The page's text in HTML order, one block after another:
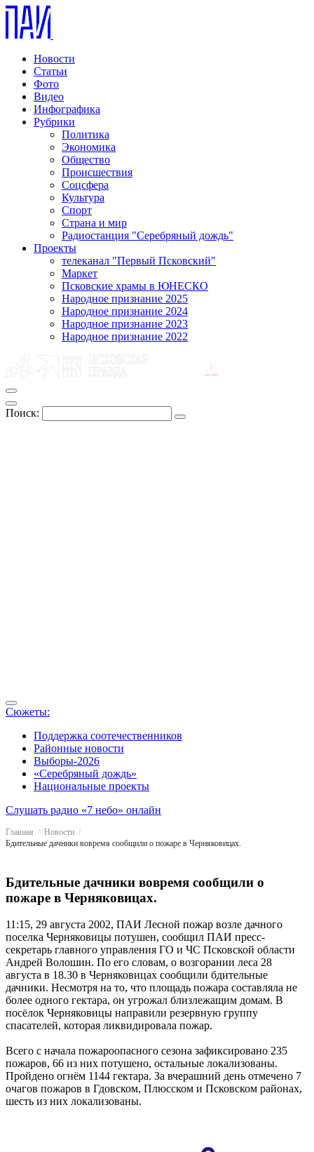
Новости
Статьи
Фото
Видео
Инфографика
Рубрики
Политика
Экономика
Общество
Происшествия
Соцсфера
Культура
Спорт
Страна и мир
Радиостанция "Серебряный дождь"
Проекты
телеканал "Первый Псковский"
Маркет
Псковские храмы в ЮНЕСКО
Народное признание 2025
Народное признание 2024
Народное признание 2023
Народное признание 2022
Поиск:
Сюжеты:
Поддержка соотечественников
Районные новости
Выборы-2026
«Серебряный дождь»
Национальные проекты
Слушать радио «7 небо» онлайн
Главная
Новости
Бдительные дачники вовремя сообщили о пожаре в Черняковицах.
Бдительные дачники вовремя сообщили о
пожаре в Черняковицах.
11:15, 29 августа 2002, ПАИ Лесной пожар возле дачного
поселка Черняковицы потушен, сообщил ПАИ пресс-
секретарь главного управления ГО и ЧС Псковской области
Андрей Волошин. По его словам, о возгорании леса 28
августа в 18.30 в Черняковицах сообщили бдительные
дачники. Несмотря на то, что площадь пожара составляла не
более одного гектара, он угрожал близлежащим домам. В
посёлок Черняковицы направили резервную группу
спасателей, которая ликвидировала пожар.
Всего с начала пожароопасного сезона зафиксировано 235
пожаров, 66 из них потушено, остальные локализованы.
Пройдено огнём 1144 гектара. За вчерашний день отмечено 7
очагов пожаров в Гдовском, Плюсском и Псковском районах,
шесть из них локализованы.